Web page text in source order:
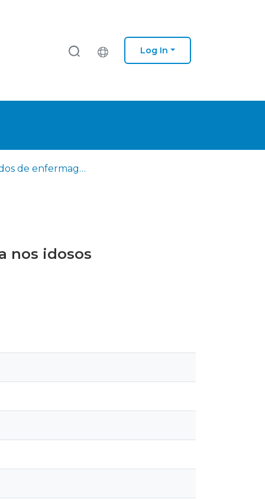
Log In
Cuidados de enfermagem promotores da continência urinária nos idosos
nos idosos